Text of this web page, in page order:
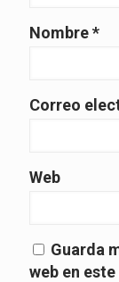
Nombre*
Correo
Web
Guarda
web en